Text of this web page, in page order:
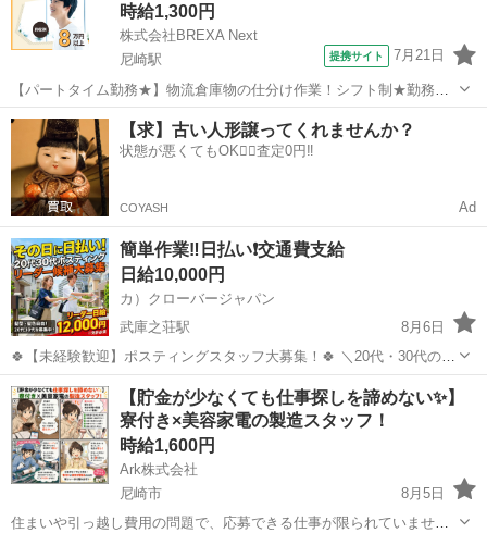
時給1,300円
株式会社BREXA Next
尼崎駅
提携サイト 7月21日
【パートタイム勤務★】物流倉庫物の仕分け作業！シフト制★勤務時
間など柔軟に対応できます◎20～40代の男女活躍中！正社員登用あ
り！残業少なめ！《兵庫県尼崎市》 人気の工場のお仕事 ◇物流倉庫物
の仕分け作業◇ ・物流倉庫に...
兵庫 尼崎市 尼崎駅 その他
【求】古い人形譲ってくれませんか？
状態が悪くてもOK🙆‍♀️査定0円‼️
COYASH Ad
簡単作業‼️日払い❗️交通費支給
日給10,000円
カ）クローバージャパン
武庫之荘駅
8月6日
🍀【未経験歓迎】ポスティングスタッフ大募集！🍀 ＼20代・30代のレ
ギュラースタッフ募集中✨ ━━🔍 こんな方にピッタリ！ ・元気に歩く
のが好き ・外で体を動かす仕事がしたい ・自由シフトでプライベート
も充実させ...
兵庫 尼崎市 武庫之荘駅 軽作業 スタッフ
【貯金が少なくても仕事探しを諦めない✨】
寮付き×美容家電の製造スタッフ！
時給1,600円
Ark株式会社
尼崎市
8月5日
住まいや引っ越し費用の問題で、応募できる仕事が限られていません